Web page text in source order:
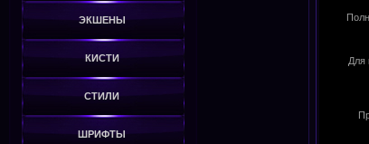
ЭКШЕНЫ
КИСТИ
СТИЛИ
ШРИФТЫ
Для